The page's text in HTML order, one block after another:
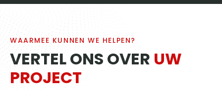
WAARMEE KUNNEN WE HELPEN?
VERTEL ONS OVER UW
PROJECT